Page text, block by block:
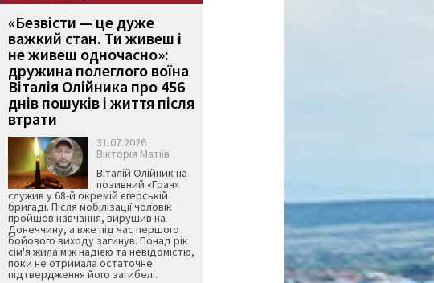
«Безвісти — це дуже
важкий стан. Ти живеш і
не живеш одночасно»:
дружина полеглого воїна
Віталія Олійника про 456
днів пошуків і життя після
втрати
31.07.2026
Вікторія Матіїв
Віталій Олійник на
позивний «Грач»
служив у 68-й окремій єгерській
бригаді. Після мобілізації чоловік
пройшов навчання, вирушив на
Донеччину, а вже під час першого
бойового виходу загинув. Понад рік
сім'я жила між надією та невідомістю,
поки не отримала остаточне
підтвердження його загибелі.